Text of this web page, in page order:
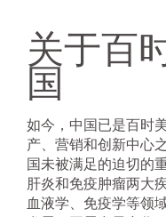
关于百
国
如今，中国已是百时
产、营销和创新中心
国未被满足的迫切的
肝炎和免疫肿瘤两大
血液学、免疫学等领